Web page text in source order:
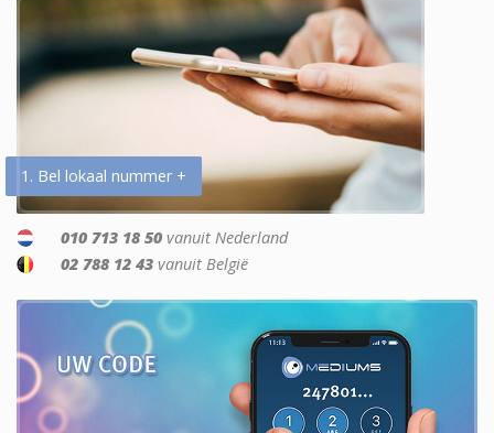
1. Bel lokaal nummer +
010 713 18 50 vanuit Nederland
02 788 12 43 vanuit België